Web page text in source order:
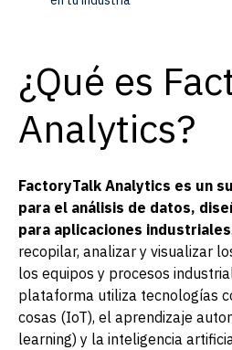
¿Qué es
Analytics?
FactoryTalk Analytics es un
para el análisis de datos,
para aplicaciones industriales
recopilar, analizar y visualizar
los equipos y procesos
plataforma utiliza tecnologías
cosas (IoT), el aprendizaje
learning) y la inteligencia